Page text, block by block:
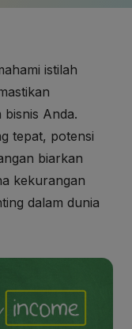
istilah
Anda.
tepat, potensi
biarkan
kekurangan
dalam dunia